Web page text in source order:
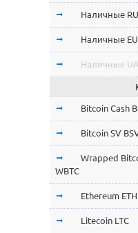
Наличные
Наличные
Наличные
Bitcoin Cash
Bitcoin SV
Wrapped
WBTC
Ethereum ETH
Litecoin LTC